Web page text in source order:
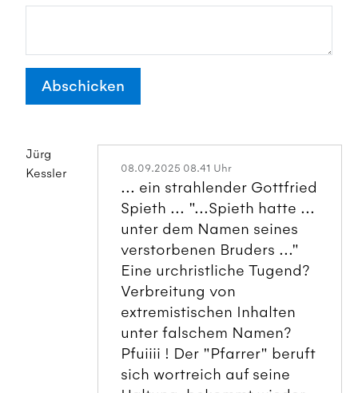
Abschicken
Jürg
Kessler
08.09.2025 08.41 Uhr
... ein strahlender Gottfried
Spieth ... "...Spieth hatte ...
unter dem Namen seines
verstorbenen Bruders ..."
Eine urchristliche Tugend?
Verbreitung von
extremistischen Inhalten
unter falschem Namen?
Pfuiiii ! Der "Pfarrer" beruft
sich wortreich auf seine